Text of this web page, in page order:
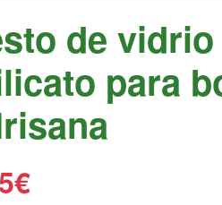
de vidrio
para